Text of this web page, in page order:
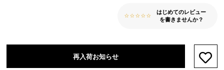
はじめてのレビュー
を書きませんか？
再入荷お知らせ